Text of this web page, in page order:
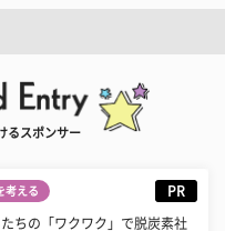
るスポンサー
考える PR
たちの「ワクワク」で脱炭素社